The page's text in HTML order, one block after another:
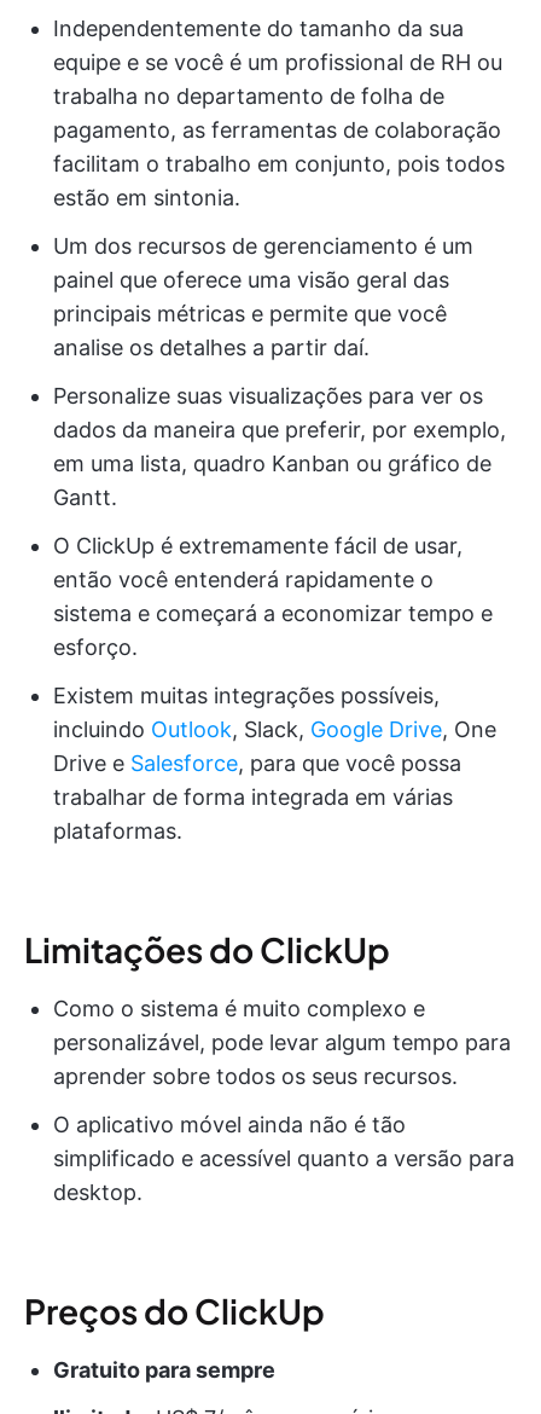
Independentemente do tamanho da sua
equipe e se você é um profissional de RH ou
trabalha no departamento de folha de
pagamento, as ferramentas de colaboração
facilitam o trabalho em conjunto, pois todos
estão em sintonia.
Um dos recursos de gerenciamento é um
painel que oferece uma visão geral das
principais métricas e permite que você
analise os detalhes a partir daí.
Personalize suas visualizações para ver os
dados da maneira que preferir, por exemplo,
em uma lista, quadro Kanban ou gráfico de
Gantt.
O ClickUp é extremamente fácil de usar,
então você entenderá rapidamente o
sistema e começará a economizar tempo e
esforço.
Existem muitas integrações possíveis,
incluindo Outlook, Slack, Google Drive, One
Drive e Salesforce, para que você possa
trabalhar de forma integrada em várias
plataformas.
Limitações do ClickUp
Como o sistema é muito complexo e
personalizável, pode levar algum tempo para
aprender sobre todos os seus recursos.
O aplicativo móvel ainda não é tão
simplificado e acessível quanto a versão para
desktop.
Preços do ClickUp
Gratuito para sempre